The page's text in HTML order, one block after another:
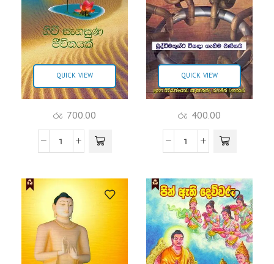
QUICK VIEW
රු 700.00
QUICK VIEW
රු 400.00